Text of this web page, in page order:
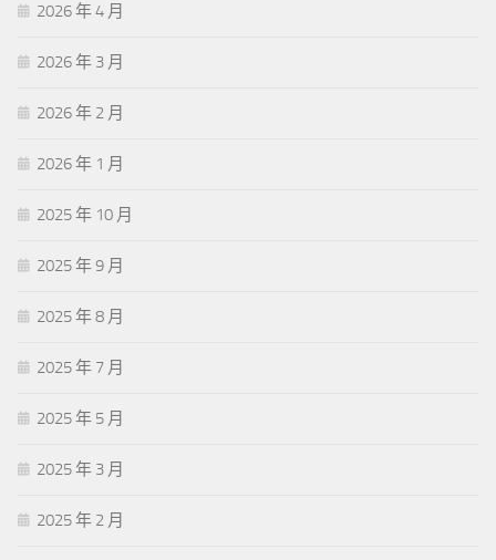
2026 年 4 月
2026 年 3 月
2026 年 2 月
2026 年 1 月
2025 年 10 月
2025 年 9 月
2025 年 8 月
2025 年 7 月
2025 年 5 月
2025 年 3 月
2025 年 2 月